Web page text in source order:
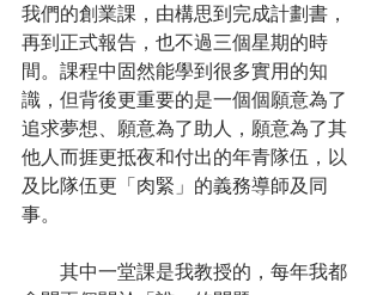
我們的創業課，由構思到完成計劃書，
再到正式報告，也不過三個星期的時
間。課程中固然能學到很多實用的知
識，但背後更重要的是一個個願意為了
追求夢想、願意為了助人，願意為了其
他人而捱更抵夜和付出的年青隊伍，以
及比隊伍更「肉緊」的義務導師及同
事。
其中一堂課是我教授的，每年我都